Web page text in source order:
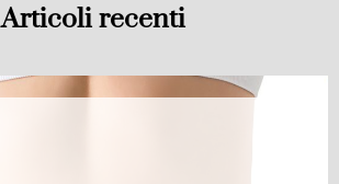
Articoli recenti